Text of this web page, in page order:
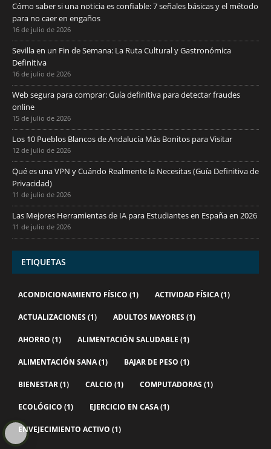
Cómo saber si una noticia es confiable: 7 señales básicas y el método
para no caer en engaños
16 de julio de 2026
Sevilla en un Fin de Semana: La Ruta Cultural y Gastronómica
Definitiva
16 de julio de 2026
Web segura para comprar: Guía definitiva para detectar fraudes
online
15 de julio de 2026
Los 10 Pueblos Blancos de Andalucía Más Bonitos para Visitar
12 de julio de 2026
Qué es una VPN y Cuándo Realmente la Necesitas (Guía Definitiva de
Privacidad)
11 de julio de 2026
Las Mejores Herramientas de IA para Estudiantes en España en 2026
11 de julio de 2026
ETIQUETAS
ACONDICIONAMIENTO FÍSICO (1) ACTIVIDAD FÍSICA(1)
ACTUALIZACIONES (1) ADULTOS MAYORES (1)
AHORRO (1) ALIMENTACIÓN SALUDABLE (1)
ALIMENTACIÓN SANA(1) BAJAR DE PESO (1)
BIENESTAR(1) CALCIO (1) COMPUTADORAS (1)
ECOLÓGICO (1) EJERCICIO EN CASA(1)
ENVEJECIMIENTO ACTIVO (1)